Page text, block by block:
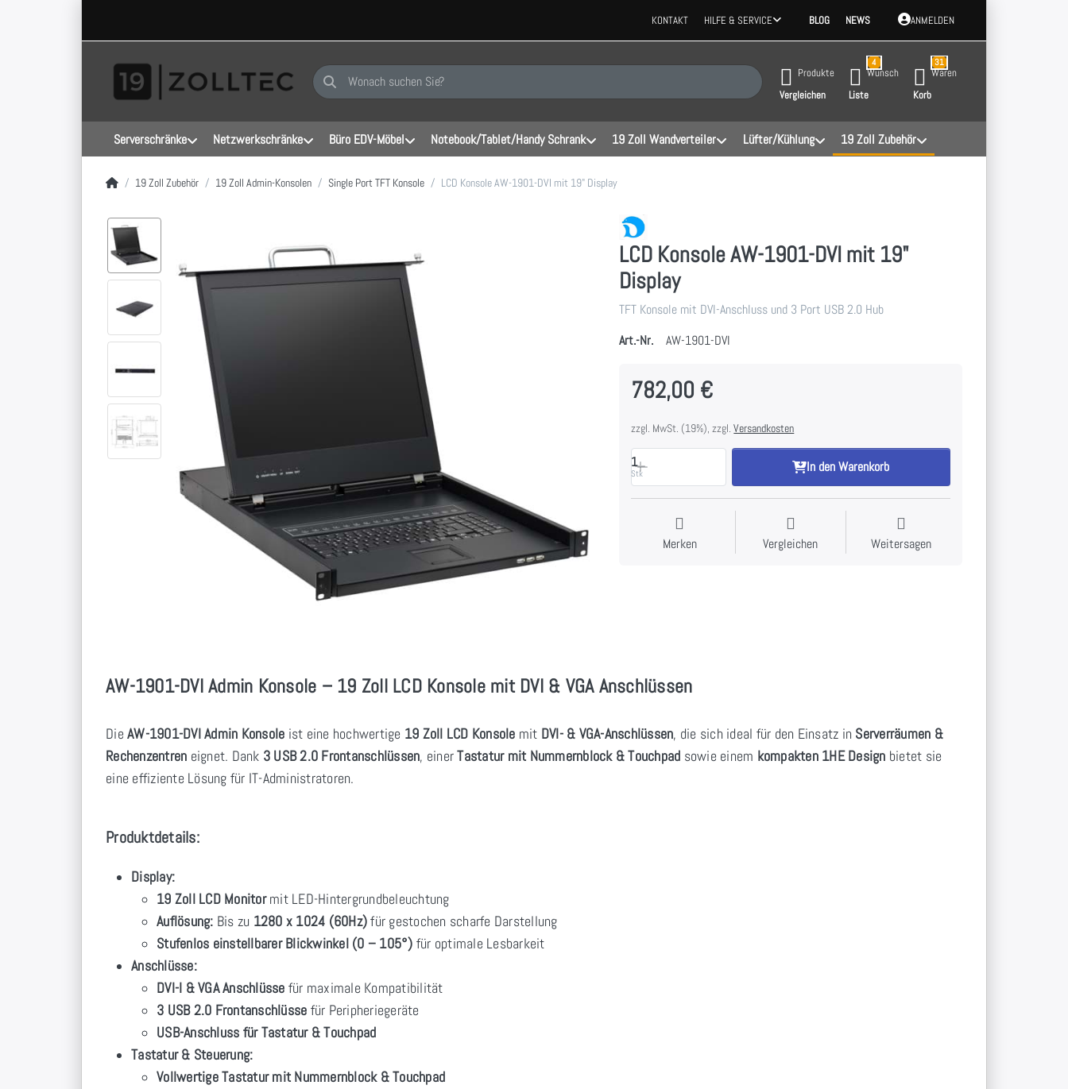
KONTAKT HILFE & SERVICE BLOG NEWS ANMELDEN
Geben Sie einen Suchbegriff ein. Während Sie tippen, erscheinen automatisch erste Ergebnisse. Drücken Sie die Eingabetaste, um alle Ergebnisse aufzurufen.
Produkte
Vergleichen
4
Wunsch
Liste
31
Waren
Korb
Serverschränke Netzwerkschränke Büro EDV-Möbel Notebook/Tablet/Handy Schrank 19 Zoll Wandverteiler Lüfter/Kühlung 19 Zoll Zubehör
Startseite
19 Zoll Zubehör 19 Zoll Admin-Konsolen Single Port TFT Konsole LCD Konsole AW-1901-DVI mit 19" Display
LCD Konsole AW-1901-DVI mit 19"
Display
TFT Konsole mit DVI-Anschluss und 3 Port USB 2.0 Hub
Art.-Nr.
AW-1901-DVI
782,00 €
zzgl. MwSt. (19%), zzgl.Versandkosten
1
Stk In den Warenkorb
Merken Vergleichen Weitersagen
AW-1901-DVI Admin Konsole – 19 Zoll LCD Konsole mit DVI & VGA Anschlüssen
Die AW-1901-DVI Admin Konsole ist eine hochwertige 19 Zoll LCD Konsole mit DVI- & VGA-Anschlüssen, die sich ideal für den Einsatz in Serverräumen &
Rechenzentren eignet. Dank 3 USB 2.0 Frontanschlüssen, einerTastatur mit Nummernblock & Touchpad sowie einem kompakten 1HE Design bietet sie
eine effiziente Lösung für IT-Administratoren.
Produktdetails:
Display:
19 Zoll LCD Monitormit LED-Hintergrundbeleuchtung
Auflösung: Bis zu 1280 x 1024 (60Hz)für gestochen scharfe Darstellung
Stufenlos einstellbarer Blickwinkel (0 – 105°) für optimale Lesbarkeit
Anschlüsse:
DVI-I & VGA Anschlüsse für maximale Kompatibilität
3 USB 2.0 Frontanschlüsse für Peripheriegeräte
USB-Anschluss für Tastatur & Touchpad
Tastatur & Steuerung:
Vollwertige Tastatur mit Nummernblock & Touchpad